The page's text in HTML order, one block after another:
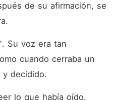
de su afirmación, se
Su voz era tan
cuando cerraba un
decidido.
lo que había oído.